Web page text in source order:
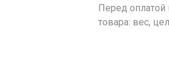
Перед оплатой
товара: вес,